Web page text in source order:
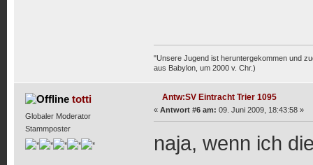
"Unsere Jugend ist heruntergekommen und
aus Babylon, um 2000 v. Chr.)
totti
Globaler Moderator
Stammposter
Antw:SV Eintracht Trier 1095
« Antwort #6 am: 09. Juni 2009, 18:43:58 »
naja, wenn ich